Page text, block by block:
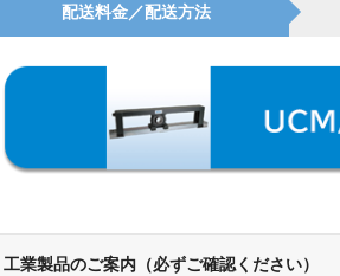
配送料金／配送方法
工業製品のご案内（必ずご確認ください）